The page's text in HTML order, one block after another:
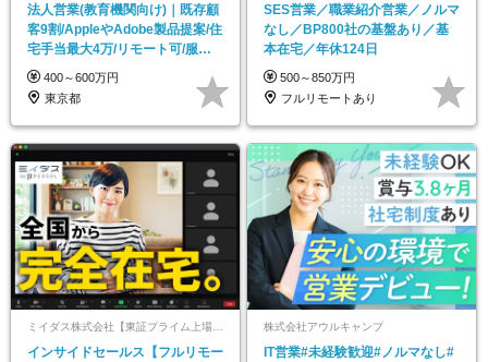
法人営業(教育機関向け)｜既存顧
客9割/AppleやAdobe製品提案/住
宅手当最大4万/リモート可/服装
自由
400～600万円
東京都
SES営業／職業紹介営業／ノルマ
なし／BP800社の基盤あり／基
本在宅／年休124日
500～850万円
フルリモートあり
ミイダス株式会社【東証プライム上場パーソルグループ】
インサイドセールス【フルリモー
株式会社アウルキャンプ
IT営業#未経験歓迎#ノルマなし#